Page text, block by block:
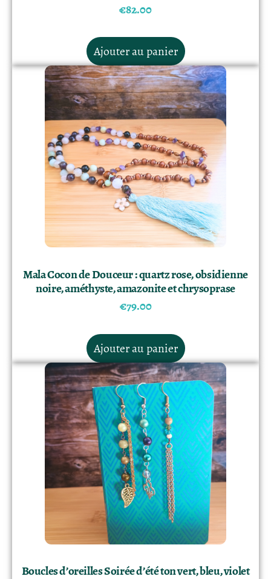
€82.00
Ajouter au panier
Mala Cocon de Douceur : quartz rose, obsidienne
noire, améthyste, amazonite et chrysoprase
€79.00
Ajouter au panier
Boucles d’oreilles Soirée d’été ton vert, bleu, violet